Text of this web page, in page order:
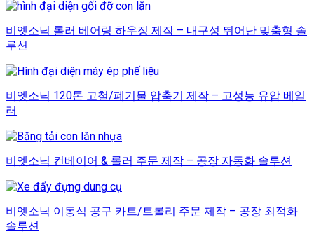
비엣소닉 롤러 베어링 하우징 제작 – 내구성 뛰어난 맞춤형 솔
루션
비엣소닉 120톤 고철/폐기물 압축기 제작 – 고성능 유압 베일
러
비엣소닉 컨베이어 & 롤러 주문 제작 – 공장 자동화 솔루션
비엣소닉 이동식 공구 카트/트롤리 주문 제작 – 공장 최적화
솔루션